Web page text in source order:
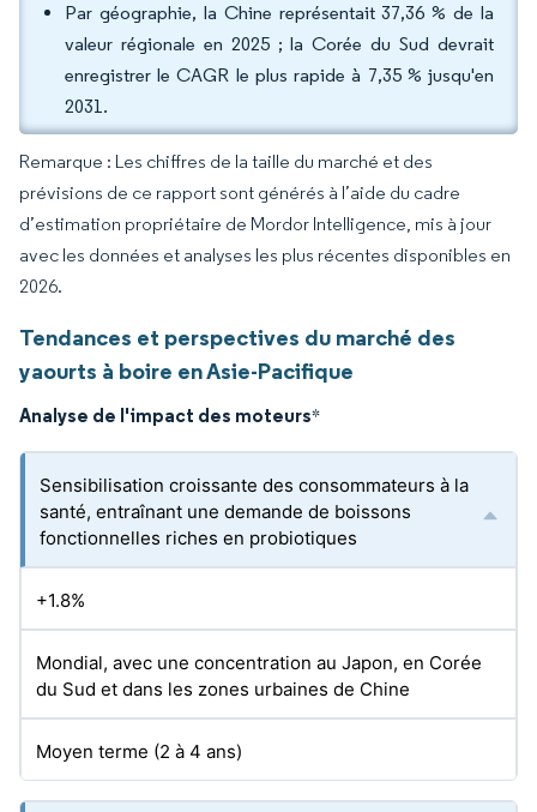
Par géographie, la Chine représentait 37,36 % de la
valeur régionale en 2025 ; la Corée du Sud devrait
enregistrer le CAGR le plus rapide à 7,35 % jusqu'en
2031.
Remarque : Les chiffres de la taille du marché et des
prévisions de ce rapport sont générés à l’aide du cadre
d’estimation propriétaire de Mordor Intelligence, mis à jour
avec les données et analyses les plus récentes disponibles en
2026.
Tendances et perspectives du marché des
yaourts à boire en Asie-Pacifique
Analyse de l'impact des moteurs*
Sensibilisation croissante des consommateurs à la
santé, entraînant une demande de boissons
fonctionnelles riches en probiotiques
+1.8%
Mondial, avec une concentration au Japon, en Corée
du Sud et dans les zones urbaines de Chine
Moyen terme (2 à 4 ans)